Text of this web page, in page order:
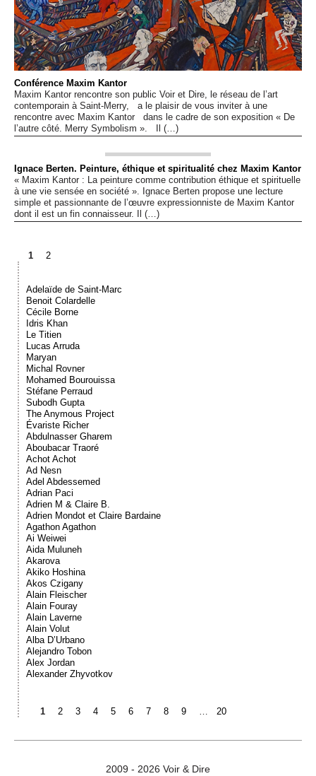
Conférence Maxim Kantor
Maxim Kantor rencontre son public Voir et Dire, le réseau de l’art
contemporain à Saint-Merry, a le plaisir de vous inviter à une
rencontre avec Maxim Kantor dans le cadre de son exposition « De
l’autre côté. Merry Symbolism ». Il (…)
Ignace Berten. Peinture, éthique et spiritualité chez Maxim Kantor
« Maxim Kantor : La peinture comme contribution éthique et spirituelle
à une vie sensée en société ». Ignace Berten propose une lecture
simple et passionnante de l’œuvre expressionniste de Maxim Kantor
dont il est un fin connaisseur. Il (…)
1 2
Adelaïde de Saint-Marc
Benoit Colardelle
Cécile Borne
Idris Khan
Le Titien
Lucas Arruda
Maryan
Michal Rovner
Mohamed Bourouissa
Stéfane Perraud
Subodh Gupta
The Anymous Project
Évariste Richer
Abdulnasser Gharem
Aboubacar Traoré
Achot Achot
Ad Nesn
Adel Abdessemed
Adrian Paci
Adrien M & Claire B.
Adrien Mondot et Claire Bardaine
Agathon Agathon
Ai Weiwei
Aida Muluneh
Akarova
Akiko Hoshina
Akos Czigany
Alain Fleischer
Alain Fouray
Alain Laverne
Alain Volut
Alba D’Urbano
Alejandro Tobon
Alex Jordan
Alexander Zhyvotkov
1 2 3 4 5 6 7 8 9 20
2009 - 2026 Voir & Dire